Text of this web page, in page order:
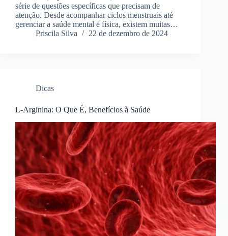
série de questões específicas que precisam de
atenção. Desde acompanhar ciclos menstruais até
gerenciar a saúde mental e física, existem muitas…
Priscila Silva
22 de dezembro de 2024
Dicas
L-Arginina: O Que É, Benefícios à Saúde